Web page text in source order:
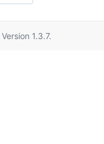
Version 1.3.7.